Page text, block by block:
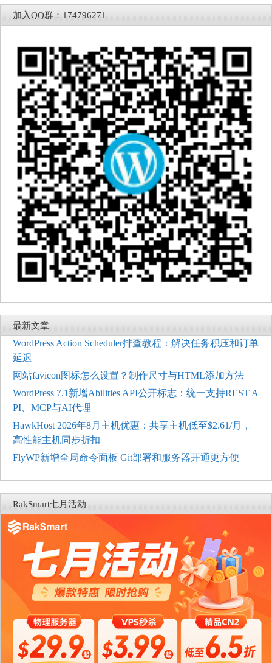
加入QQ群：174796271
最新文章
WordPress Action Scheduler排查教程：解决任务积压和订单
延迟
网站favicon图标怎么设置？制作尺寸与HTML添加方法
WordPress 7.1新增Abilities API公开标志：统一支持REST A
PI、MCP与AI代理
HawkHost 2026年8月主机优惠：共享主机低至$2.61/月，
高性能主机同步折扣
FlyWP新增全局命令面板 Git部署和服务器开通更方便
RakSmart七月活动